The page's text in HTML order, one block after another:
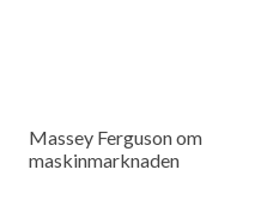
Massey Ferguson om
maskinmarknaden